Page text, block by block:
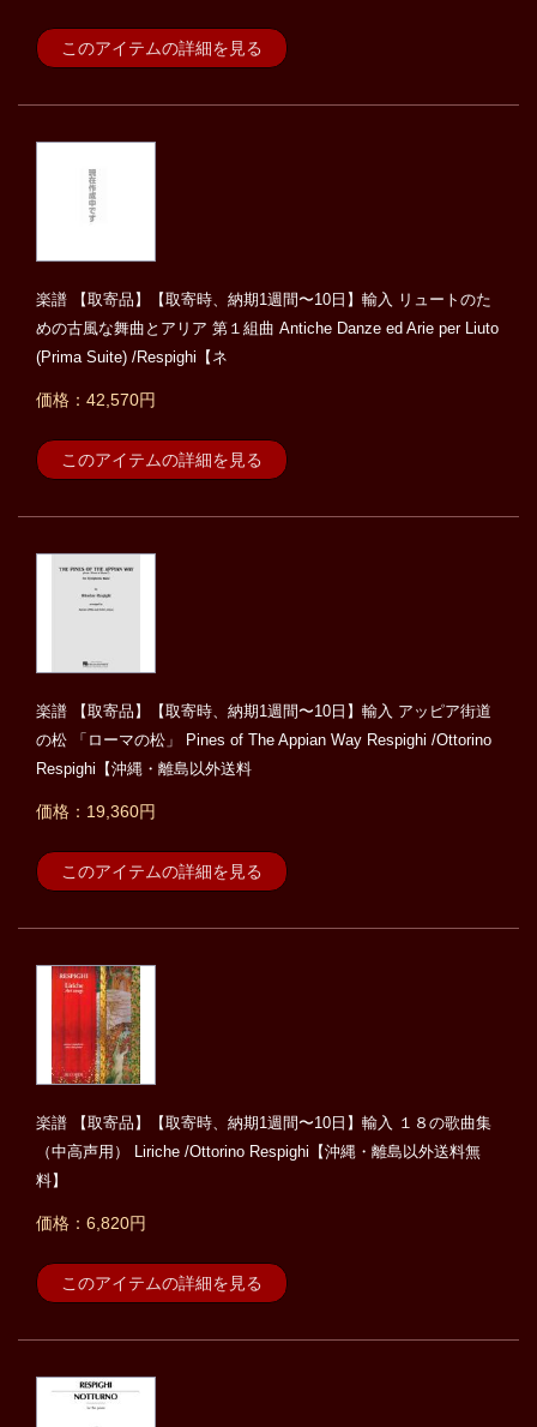
このアイテムの詳細を見る
楽譜 【取寄品】【取寄時、納期1週間〜10日】輸入 リュートのた
めの古風な舞曲とアリア 第１組曲 Antiche Danze ed Arie per Liuto
(Prima Suite) /Respighi【ネ
価格：42,570円
このアイテムの詳細を見る
楽譜 【取寄品】【取寄時、納期1週間〜10日】輸入 アッピア街道
の松 「ローマの松」 Pines of The Appian Way Respighi /Ottorino
Respighi【沖縄・離島以外送料
価格：19,360円
このアイテムの詳細を見る
楽譜 【取寄品】【取寄時、納期1週間〜10日】輸入 １８の歌曲集
（中高声用） Liriche /Ottorino Respighi【沖縄・離島以外送料無
料】
価格：6,820円
このアイテムの詳細を見る